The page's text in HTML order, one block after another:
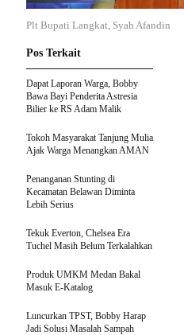
Plt Bupati Langkat, Syah Afandin
Pos Terkait
Dapat Laporan Warga, Bobby
Bawa Bayi Penderita Astresia
Bilier ke RS Adam Malik
Tokoh Masyarakat Tanjung Mulia
Ajak Warga Menangkan AMAN
Penanganan Stunting di
Kecamatan Belawan Diminta
Lebih Serius
Tekuk Everton, Chelsea Era
Tuchel Masih Belum Terkalahkan
Produk UMKM Medan Bakal
Masuk E-Katalog
Luncurkan TPST, Bobby Harap
Jadi Solusi Masalah Sampah